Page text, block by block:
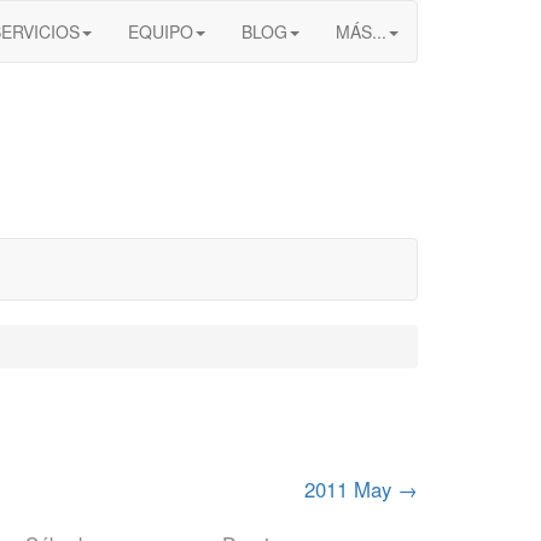
EQUIPO BLOG MÁS...
2011 May →